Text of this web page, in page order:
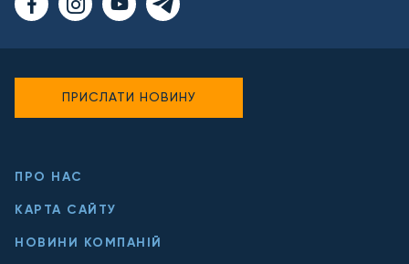
ПРО НАС
КАРТА САЙТУ
НОВИНИ КОМПАНІЙ
ПРИСЛАТИ НОВИНУ